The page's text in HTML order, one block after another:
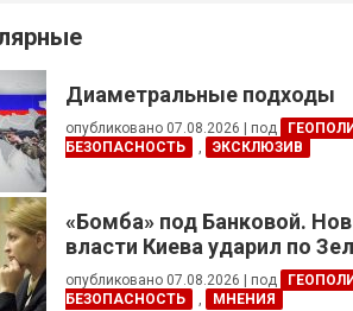
Диаметральные подходы
опубликовано 07.08.2026 под
БЕЗОПАСНОСТЬ
, ЭКСКЛЮЗИВ
«Бомба» под Банковой.
власти Киева ударил по
опубликовано 07.08.2026 под
БЕЗОПАСНОСТЬ
, МНЕНИЯ